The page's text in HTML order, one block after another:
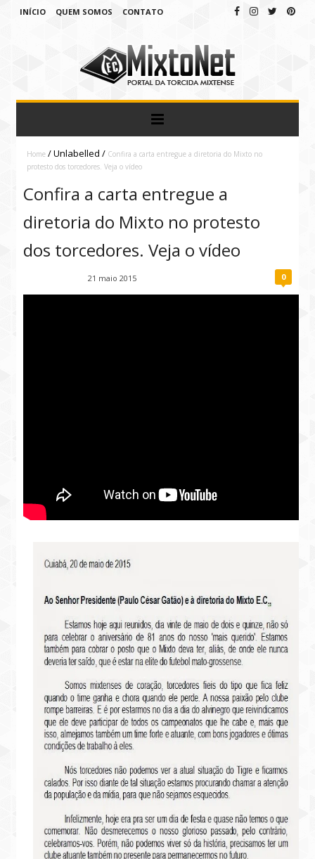
INÍCIO QUEM SOMOS CONTATO
Home /Unlabelled/ Confira a carta entregue a diretoria do Mixto no
protesto dos torcedores. Veja o vídeo
Confira a carta entregue a
diretoria do Mixto no protesto
dos torcedores. Veja o vídeo
21 maio 2015 0